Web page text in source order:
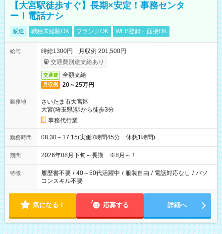
【大宮駅徒歩すぐ】長期×安定！事務センタ
ー！電話ナシ
派遣 職種未経験OK ブランクOK WEB登録・面接OK
給与
時給1300円 月収例 201,500円
交通費別途支給あり
交通費 全額支給
月収例 20～25万円
勤務地
さいたま市大宮区
大宮(埼玉県)駅から徒歩3分
事務代行業
勤務時間 08:30～17:15(実働7時間45分 休憩1時間)
期間 2026年08月下旬～長期 ※8月～！
特徴 履歴書不要 / 40～50代活躍中 / 服装自由 / 電話対応なし / パソ
コンスキル不要
気になる！ 応募する 詳細へ